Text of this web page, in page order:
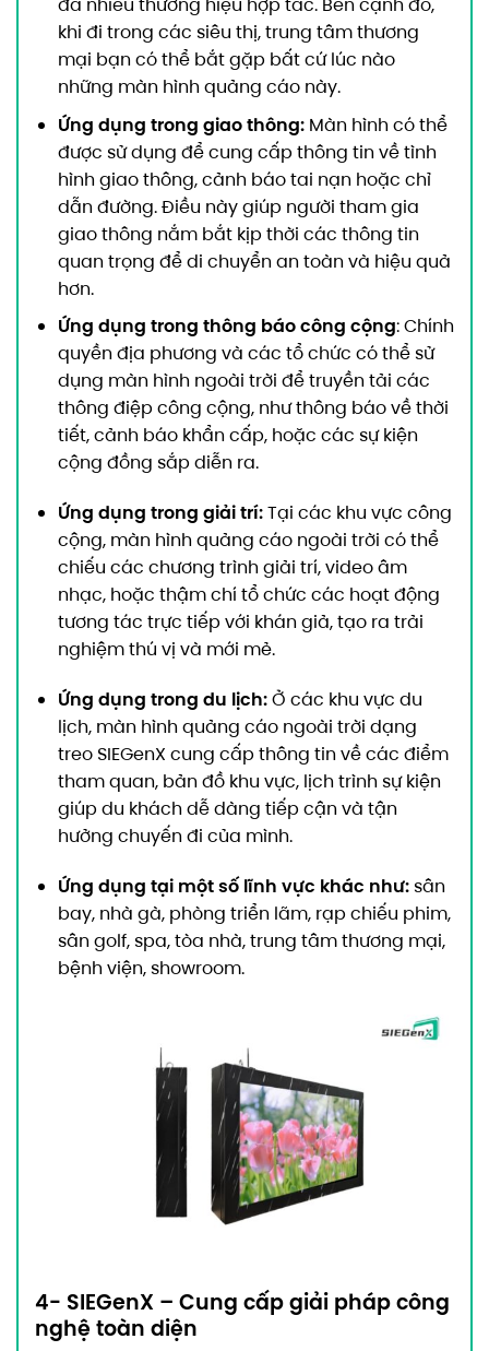
đa nhiều thương hiệu hợp tác. Bên cạnh đó,
khi đi trong các siêu thị, trung tâm thương
mại bạn có thể bắt gặp bất cứ lúc nào
những màn hình quảng cáo này.
Ứng dụng trong giao thông:Màn hình có thể
được sử dụng để cung cấp thông tin về tình
hình giao thông, cảnh báo tai nạn hoặc chỉ
dẫn đường. Điều này giúp người tham gia
giao thông nắm bắt kịp thời các thông tin
quan trọng để di chuyển an toàn và hiệu quả
hơn.
Ứng dụng trong thông báo công cộng: Chính
quyền địa phương và các tổ chức có thể sử
dụng màn hình ngoài trời để truyền tải các
thông điệp công cộng, như thông báo về thời
tiết, cảnh báo khẩn cấp, hoặc các sự kiện
cộng đồng sắp diễn ra.
Ứng dụng trong giải trí:Tại các khu vực công
cộng, màn hình quảng cáo ngoài trời có thể
chiếu các chương trình giải trí, video âm
nhạc, hoặc thậm chí tổ chức các hoạt động
tương tác trực tiếp với khán giả, tạo ra trải
nghiệm thú vị và mới mẻ.
Ứng dụng trong du lịch:Ở các khu vực du
lịch, màn hình quảng cáo ngoài trời dạng
treo SIEGenX cung cấp thông tin về các điểm
tham quan, bản đồ khu vực, lịch trình sự kiện
giúp du khách dễ dàng tiếp cận và tận
hưởng chuyến đi của mình.
Ứng dụng tại một số lĩnh vực khác như:sân
bay, nhà gà, phòng triển lãm, rạp chiếu phim,
sân golf, spa, tòa nhà, trung tâm thương mại,
bệnh viện, showroom.
4- SIEGenX – Cung cấp giải pháp công
nghệ toàn diện